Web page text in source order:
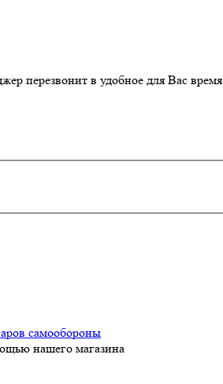
перезвонит в удобное для Вас время.
нашего магазина